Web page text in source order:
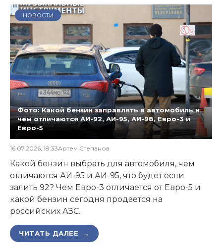
НОВОСТИ
Фото: Какой бензин заправлять в автомобиль и
чем отличаются АИ-92, АИ-95, АИ-98, Евро-3 и
Евро-5
16.07.2026, 18:33Артем Степанов
Какой бензин выбрать для автомобиля, чем
отличаются АИ-95 и АИ-95, что будет если
залить 92? Чем Евро-3 отличается от Евро-5 и
какой бензин сегодня продается на
российских АЗС.
ЧИТАТЬ ДАЛЕЕ →